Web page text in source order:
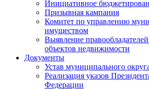
Инициативное
Призывная кампания
Комитет по управлению
имуществом
Выявление
объектов недвижимости
Документы
Устав муниципального
Реализация указов
Федерации